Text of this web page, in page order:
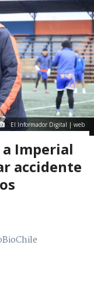
El Informador Digital | web
Imperial
accidente